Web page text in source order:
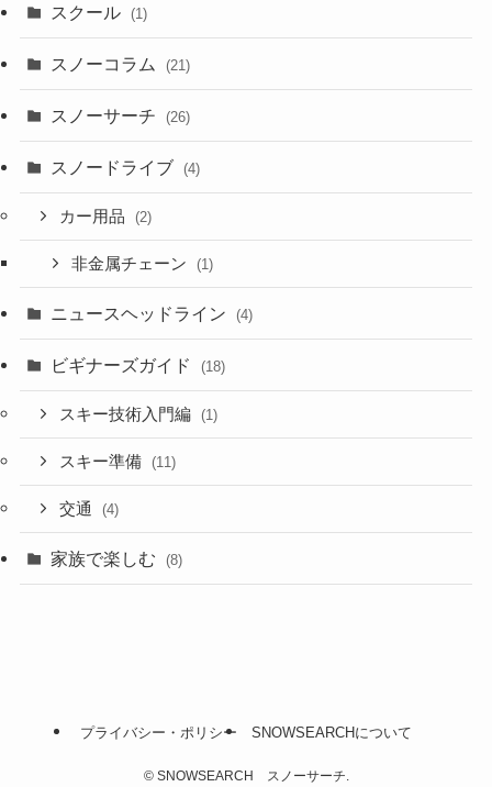
スクール (1)
スノーコラム (21)
スノーサーチ (26)
スノードライブ (4)
カー用品 (2)
非金属チェーン (1)
ニュースヘッドライン (4)
ビギナーズガイド (18)
スキー技術入門編 (1)
スキー準備 (11)
交通 (4)
家族で楽しむ (8)
プライバシー・ポリシー SNOWSEARCHについて
©SNOWSEARCH スノーサーチ.